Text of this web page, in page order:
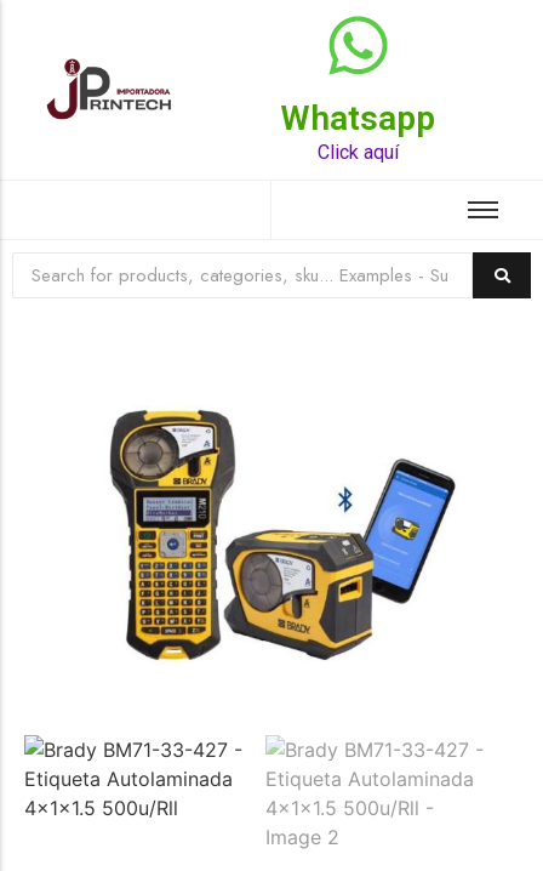
Whatsapp
Click aquí
Top Rated Product
☆☆☆ ☆☆
Raychem HVT-Z-253/353-G – PUNTA
TERMINAL UNIP INT 35KV 2/0-350 MCM